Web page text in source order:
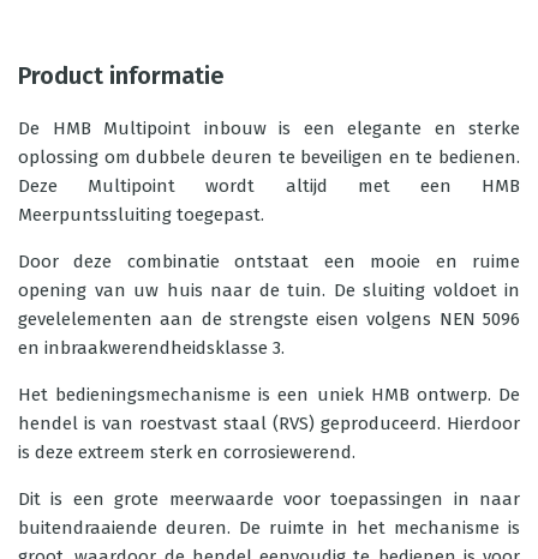
Product informatie
De HMB Multipoint inbouw is een elegante en sterke
oplossing om dubbele deuren te beveiligen en te bedienen.
Deze Multipoint wordt altijd met een HMB
Meerpuntssluiting toegepast.
Door deze combinatie ontstaat een mooie en ruime
opening van uw huis naar de tuin. De sluiting voldoet in
gevelelementen aan de strengste eisen volgens NEN 5096
en inbraakwerendheidsklasse 3.
Het bedieningsmechanisme is een uniek HMB ontwerp. De
hendel is van roestvast staal (RVS) geproduceerd. Hierdoor
is deze extreem sterk en corrosiewerend.
Dit is een grote meerwaarde voor toepassingen in naar
buitendraaiende deuren. De ruimte in het mechanisme is